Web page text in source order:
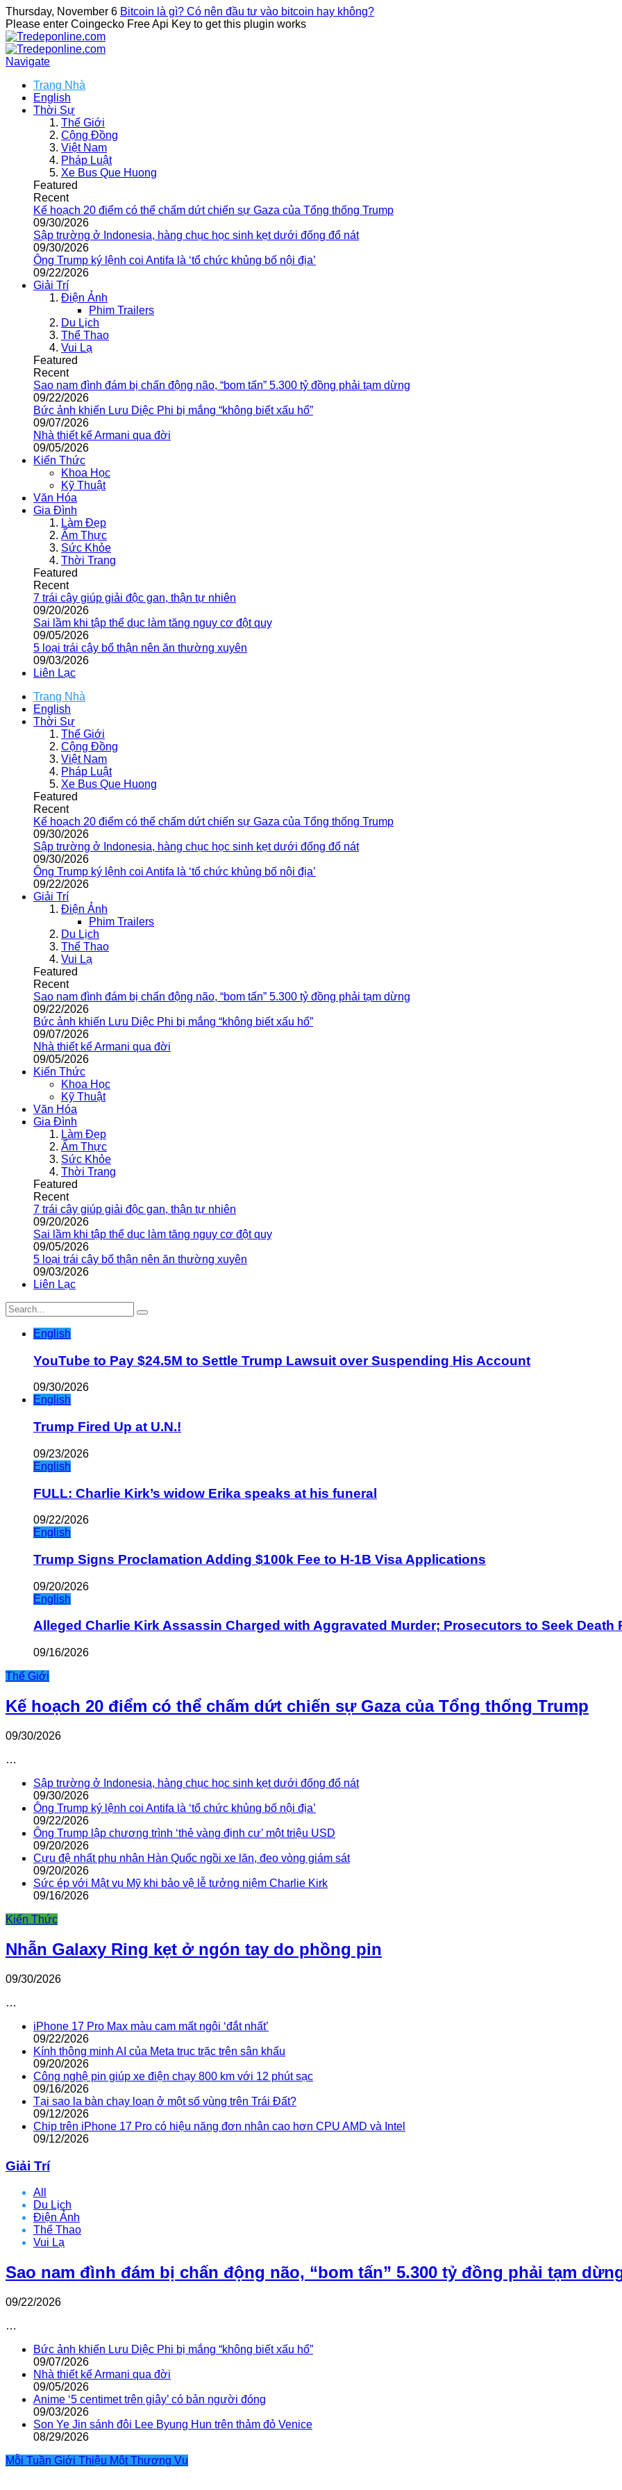
Thursday, November 6 Bitcoin là gì? Có nên đầu tư vào bitcoin hay không?
Please enter Coingecko Free Api Key to get this plugin works
Navigate
Trang Nhà
English
Thời Sự
Thế Giới
Cộng Đồng
Việt Nam
Pháp Luật
Xe Bus Que Huong
Featured
Recent
Kế hoạch 20 điểm có thể chấm dứt chiến sự Gaza của Tổng thống Trump
09/30/2026
Sập trường ở Indonesia, hàng chục học sinh kẹt dưới đống đổ nát
09/30/2026
Ông Trump ký lệnh coi Antifa là ‘tổ chức khủng bố nội địa’
09/22/2026
Giải Trí
Điện Ảnh
Phim Trailers
Du Lịch
Thể Thao
Vui Lạ
Featured
Recent
Sao nam đình đám bị chấn động não, “bom tấn” 5.300 tỷ đồng phải tạm dừng
09/22/2026
Bức ảnh khiến Lưu Diệc Phi bị mắng “không biết xấu hổ”
09/07/2026
Nhà thiết kế Armani qua đời
09/05/2026
Kiến Thức
Khoa Học
Kỹ Thuật
Văn Hóa
Gia Đình
Làm Đẹp
Ẩm Thực
Sức Khỏe
Thời Trang
Featured
Recent
7 trái cây giúp giải độc gan, thận tự nhiên
09/20/2026
Sai lầm khi tập thể dục làm tăng nguy cơ đột quỵ
09/05/2026
5 loại trái cây bổ thận nên ăn thường xuyên
09/03/2026
Liên Lạc
Trang Nhà
English
Thời Sự
Thế Giới
Cộng Đồng
Việt Nam
Pháp Luật
Xe Bus Que Huong
Featured
Recent
Kế hoạch 20 điểm có thể chấm dứt chiến sự Gaza của Tổng thống Trump
09/30/2026
Sập trường ở Indonesia, hàng chục học sinh kẹt dưới đống đổ nát
09/30/2026
Ông Trump ký lệnh coi Antifa là ‘tổ chức khủng bố nội địa’
09/22/2026
Giải Trí
Điện Ảnh
Phim Trailers
Du Lịch
Thể Thao
Vui Lạ
Featured
Recent
Sao nam đình đám bị chấn động não, “bom tấn” 5.300 tỷ đồng phải tạm dừng
09/22/2026
Bức ảnh khiến Lưu Diệc Phi bị mắng “không biết xấu hổ”
09/07/2026
Nhà thiết kế Armani qua đời
09/05/2026
Kiến Thức
Khoa Học
Kỹ Thuật
Văn Hóa
Gia Đình
Làm Đẹp
Ẩm Thực
Sức Khỏe
Thời Trang
Featured
Recent
7 trái cây giúp giải độc gan, thận tự nhiên
09/20/2026
Sai lầm khi tập thể dục làm tăng nguy cơ đột quỵ
09/05/2026
5 loại trái cây bổ thận nên ăn thường xuyên
09/03/2026
Liên Lạc
English
YouTube to Pay $24.5M to Settle Trump Lawsuit over Suspending His Account
09/30/2026
English
Trump Fired Up at U.N.!
09/23/2026
English
FULL: Charlie Kirk’s widow Erika speaks at his funeral
09/22/2026
English
Trump Signs Proclamation Adding $100k Fee to H-1B Visa Applications
09/20/2026
English
Alleged Charlie Kirk Assassin Charged with Aggravated Murder; Prosecutors to Seek Death
09/16/2026
Thế Giới
Kế hoạch 20 điểm có thể chấm dứt chiến sự Gaza của Tổng thống Trump
09/30/2026
…
Sập trường ở Indonesia, hàng chục học sinh kẹt dưới đống đổ nát
09/30/2026
Ông Trump ký lệnh coi Antifa là ‘tổ chức khủng bố nội địa’
09/22/2026
Ông Trump lập chương trình ‘thẻ vàng định cư’ một triệu USD
09/20/2026
Cựu đệ nhất phu nhân Hàn Quốc ngồi xe lăn, đeo vòng giám sát
09/20/2026
Sức ép với Mật vụ Mỹ khi bảo vệ lễ tưởng niệm Charlie Kirk
09/16/2026
Kiến Thức
Nhẫn Galaxy Ring kẹt ở ngón tay do phồng pin
09/30/2026
…
iPhone 17 Pro Max màu cam mất ngôi ‘đắt nhất’
09/22/2026
Kính thông minh AI của Meta trục trặc trên sân khấu
09/20/2026
Công nghệ pin giúp xe điện chạy 800 km với 12 phút sạc
09/16/2026
Tại sao la bàn chạy loạn ở một số vùng trên Trái Đất?
09/12/2026
Chip trên iPhone 17 Pro có hiệu năng đơn nhân cao hơn CPU AMD và Intel
09/12/2026
Giải Trí
All
Du Lịch
Điện Ảnh
Thể Thao
Vui Lạ
Sao nam đình đám bị chấn động não, “bom tấn” 5.300 tỷ đồng phải tạm
09/22/2026
…
Bức ảnh khiến Lưu Diệc Phi bị mắng “không biết xấu hổ”
09/07/2026
Nhà thiết kế Armani qua đời
09/05/2026
Anime ‘5 centimet trên giây’ có bản người đóng
09/03/2026
Son Ye Jin sánh đôi Lee Byung Hun trên thảm đỏ Venice
08/29/2026
Mỗi Tuần Giới Thiệu Một Thương Vụ